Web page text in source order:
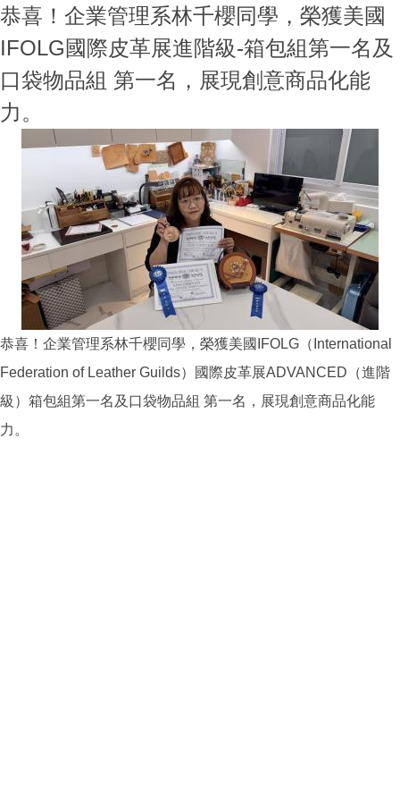
恭喜！企業管理系林千櫻同學，榮獲美國
IFOLG國際皮革展進階級-箱包組第一名及
口袋物品組 第一名，展現創意商品化能
力。
恭喜！企業管理系林千櫻同學，榮獲美國IFOLG（International
Federation of Leather Guilds）國際皮革展ADVANCED（進階
級）箱包組第一名及口袋物品組 第一名，展現創意商品化能
力。